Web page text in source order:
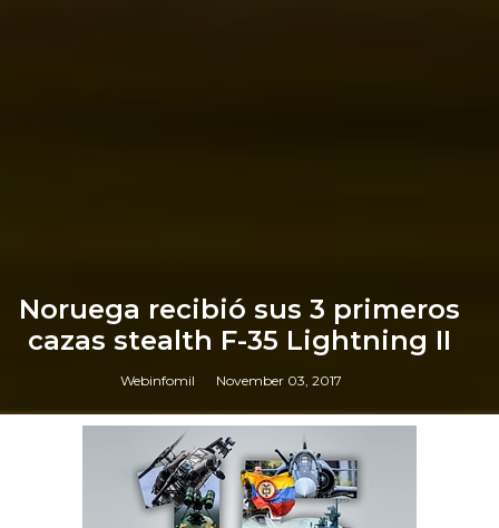
Noruega recibió sus 3 primeros
cazas stealth F-35 Lightning II
Webinfomil November 03, 2017